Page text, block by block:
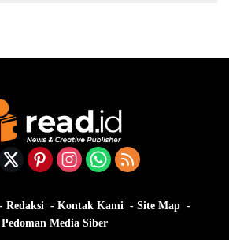
Redaksi Kontak Kami
Site Map
Pedoman Media Siber